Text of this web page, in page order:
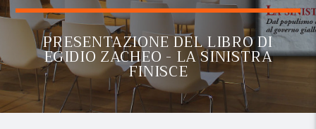
PRESENTAZIONE DEL LIBRO DI
EGIDIO ZACHEO - LA SINISTRA
FINISCE